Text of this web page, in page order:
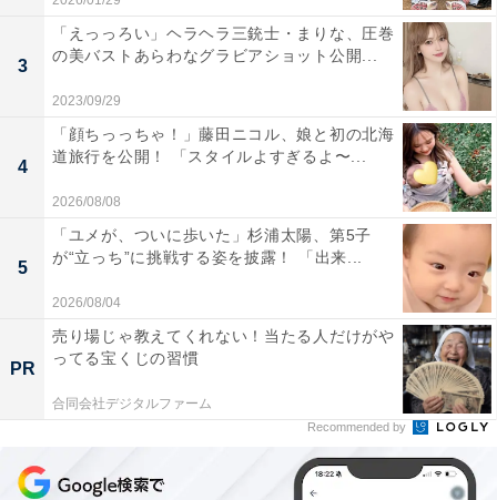
3
「えっっろい」ヘラヘラ三銃士・まりな、圧巻
の美バストあらわなグラビアショット公開...
2023/09/29
4
「顔ちっっちゃ！」藤田ニコル、娘と初の北海
道旅行を公開！ 「スタイルよすぎるよ〜...
2026/08/08
5
「ユメが、ついに歩いた」杉浦太陽、第5子
が“立っち”に挑戦する姿を披露！ 「出来...
2026/08/04
PR
売り場じゃ教えてくれない！当たる人だけがや
ってる宝くじの習慣
合同会社デジタルファーム
Recommended by